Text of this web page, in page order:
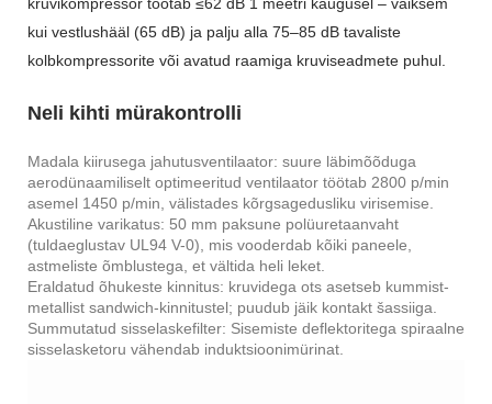
kui vestlushääl (65 dB) ja palju alla 75–85 dB tavaliste
kolbkompressorite või avatud raamiga kruviseadmete puhul.
Neli kihti mürakontrolli
Madala kiirusega jahutusventilaator: suure läbimõõduga
aerodünaamiliselt optimeeritud ventilaator töötab 2800 p/min
asemel 1450 p/min, välistades kõrgsagedusliku virisemise.
Akustiline varikatus: 50 mm paksune polüuretaanvaht
(tuldaeglustav UL94 V-0), mis vooderdab kõiki paneele,
astmeliste õmblustega, et vältida heli leket.
Eraldatud õhukeste kinnitus: kruvidega ots asetseb kummist-
metallist sandwich-kinnitustel; puudub jäik kontakt šassiiga.
Summutatud sisselaskefilter: Sisemiste deflektoritega spiraalne
sisselasketoru vähendab induktsioonimürinat.